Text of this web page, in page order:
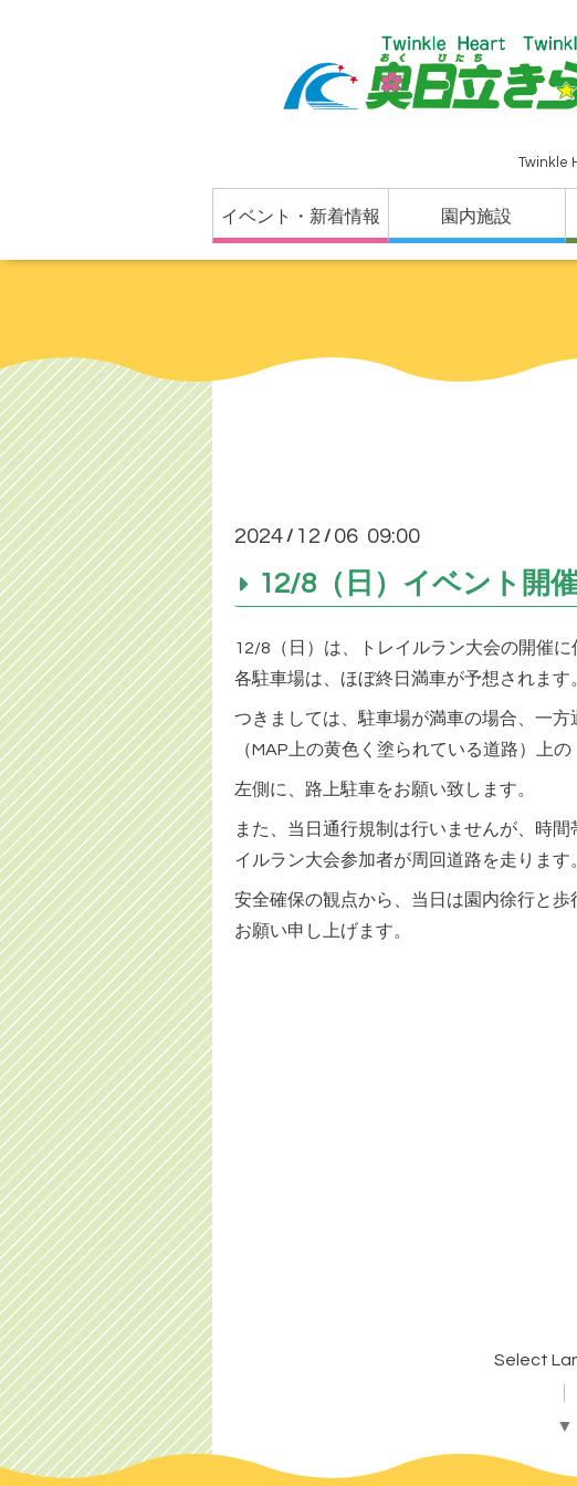
Twinkle
イベント・新着情報 園内施設
2024 / 12 / 06 09:00
12/8（日）イベント開
12/8（日）は、トレイルラン大会の開催に
各駐車場は、ほぼ終日満車が予想されます
つきましては、駐車場が満車の場合、一方
（MAP上の黄色く塗られている道路）上の
左側に、路上駐車をお願い致します。
また、当日通行規制は行いませんが、時間
イルラン大会参加者が周回道路を走ります
安全確保の観点から、当日は園内徐行と歩
お願い申し上げます。
Select
▼